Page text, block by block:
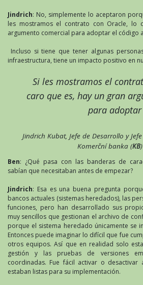
Jindrich: No, simplemente lo aceptaron
les mostramos el contrato con Oracle, lo
argumento comercial para adoptar el código
Incluso si tiene que tener algunas
infraestructura, tiene un impacto positivo en
Si les mostramos el
caro que es, hay un gran
para
Jindrich Kubat, Jefe de Desarrollo y
Komerční banka (KB
Ben: ¿Qué pasa con las banderas de
sabían que necesitaban antes de empezar?
Jindrich: Esa es una buena pregunta
bancos actuales (sistemas heredados), las
funciones, pero han desarrollado sus
muy sencillos que gestionan el archivo de
porque el sistema heredado únicamente se
Entonces puede imaginar lo difícil que fue
otros equipos. Así que en realidad solo
gestión y las pruebas de versiones
coordinadas. Fue fácil activar o desactivar
estaban listas para su implementación.